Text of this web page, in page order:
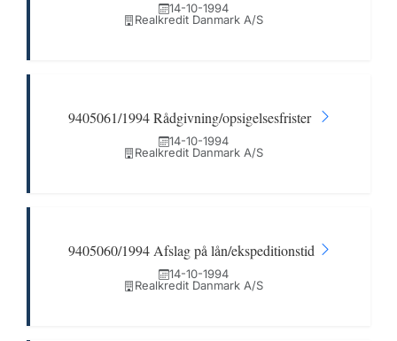
14-10-1994
Realkredit Danmark A/S
9405061/1994 Rådgivning/opsigelsesfrister
14-10-1994
Realkredit Danmark A/S
9405060/1994 Afslag på lån/ekspeditionstid
14-10-1994
Realkredit Danmark A/S